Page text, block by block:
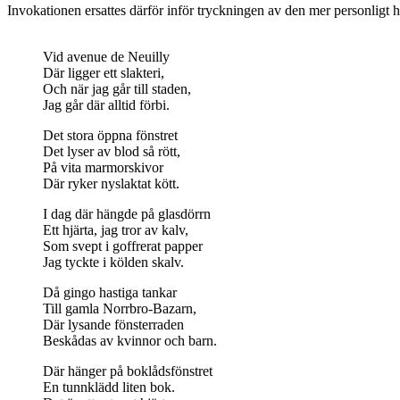
Invokationen ersattes därför inför tryckningen av den mer personligt
Vid avenue de Neuilly
Där ligger ett slakteri,
Och när jag går till staden,
Jag går där alltid förbi.
Det stora öppna fönstret
Det lyser av blod så rött,
På vita marmorskivor
Där ryker nyslaktat kött.
I dag där hängde på glasdörrn
Ett hjärta, jag tror av kalv,
Som svept i goffrerat papper
Jag tyckte i kölden skalv.
Då gingo hastiga tankar
Till gamla Norrbro-Bazarn,
Där lysande fönsterraden
Beskådas av kvinnor och barn.
Där hänger på boklådsfönstret
En tunnklädd liten bok.